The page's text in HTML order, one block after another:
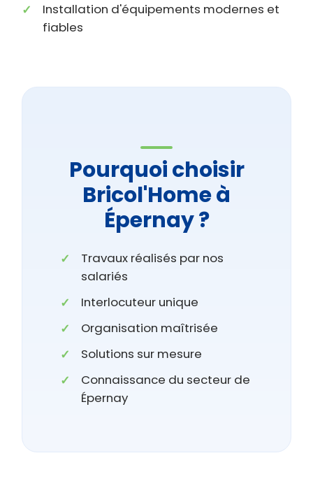
Installation d'équipements modernes et
fiables
Pourquoi choisir
Bricol'Home à
Épernay ?
Travaux réalisés par nos
salariés
Interlocuteur unique
Organisation maîtrisée
Solutions sur mesure
Connaissance du secteur de
Épernay